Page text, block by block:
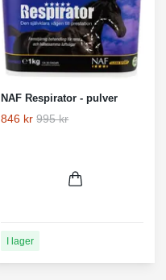
NAF Respirator - pulver
846 kr 995 kr
I lager